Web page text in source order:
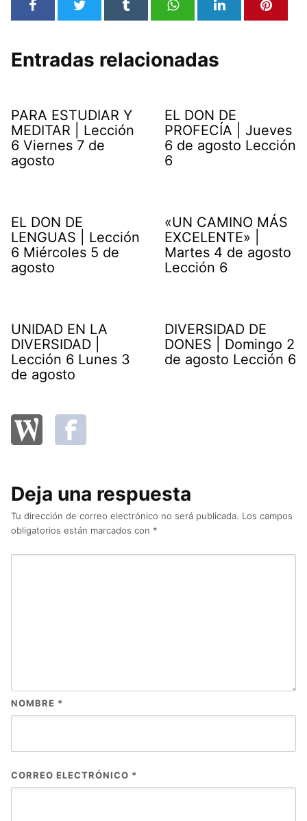
Entradas relacionadas
PARA ESTUDIAR Y
MEDITAR | Lección
6 Viernes 7 de
agosto
EL DON DE
PROFECÍA | Jueves
6 de agosto Lección
6
EL DON DE
LENGUAS | Lección
6 Miércoles 5 de
agosto
«UN CAMINO MÁS
EXCELENTE» |
Martes 4 de agosto
Lección 6
UNIDAD EN LA
DIVERSIDAD |
Lección 6 Lunes 3
de agosto
DIVERSIDAD DE
DONES | Domingo 2
de agosto Lección 6
Deja una respuesta
Tu dirección de correo electrónico no será publicada. Los campos
obligatorios están marcados con *
NOMBRE *
CORREO ELECTRÓNICO *